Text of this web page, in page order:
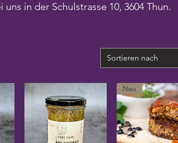
in der Schulstrasse 10, 3604 Thun.
Sortieren nach
Neu